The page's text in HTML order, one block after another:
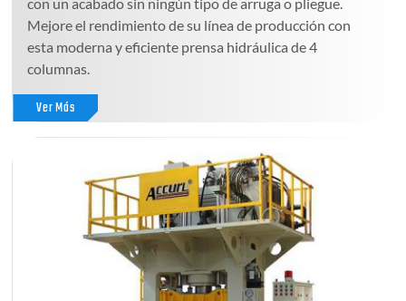
Mejore el rendimiento de su línea de producción con
esta moderna y eficiente prensa hidráulica de 4
columnas.
Ver Más